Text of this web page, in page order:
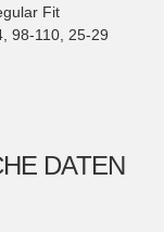
DATEN
Fit
98-110, 25-29